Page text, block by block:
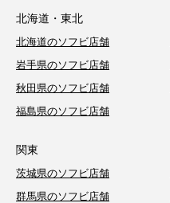
北海道・東北
北海道のソフビ店舗
岩手県のソフビ店舗
秋田県のソフビ店舗
福島県のソフビ店舗
関東
茨城県のソフビ店舗
群馬県のソフビ店舗